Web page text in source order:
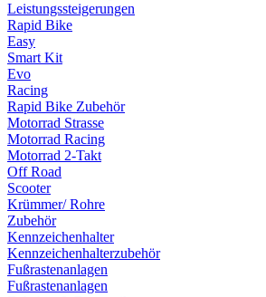
Leistungssteigerungen
Rapid Bike
Easy
Smart Kit
Evo
Racing
Rapid Bike Zubehör
Motorrad Strasse
Motorrad Racing
Motorrad 2-Takt
Off Road
Scooter
Krümmer/ Rohre
Zubehör
Kennzeichenhalter
Kennzeichenhalterzubehör
Fußrastenanlagen
Fußrastenanlagen